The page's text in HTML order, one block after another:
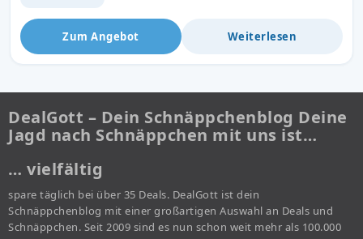
Zum Angebot Weiterlesen
DealGott – Dein Schnäppchenblog Deine
Jagd nach Schnäppchen mit uns ist…
… vielfältig
spare täglich bei über 35 Deals. DealGott ist dein
Schnäppchenblog mit einer großartigen Auswahl an Deals und
Schnäppchen. Seit 2009 sind es nun schon weit mehr als 100.000